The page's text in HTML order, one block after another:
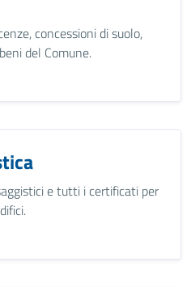
concessioni di suolo,
del Comune.
e tutti i certificati per